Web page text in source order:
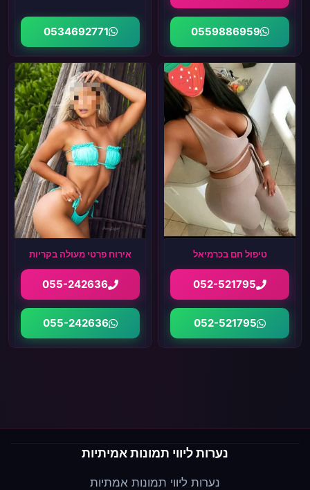
0559886959
0534692771
טיפול חם בכרמיאל
052-521795
052-521795
אירוח פרטי מעולה בקריות
055-242636
055-242636
נערות ליווי תמונות אמיתיות
נערות ליווי תמונות אמתיות